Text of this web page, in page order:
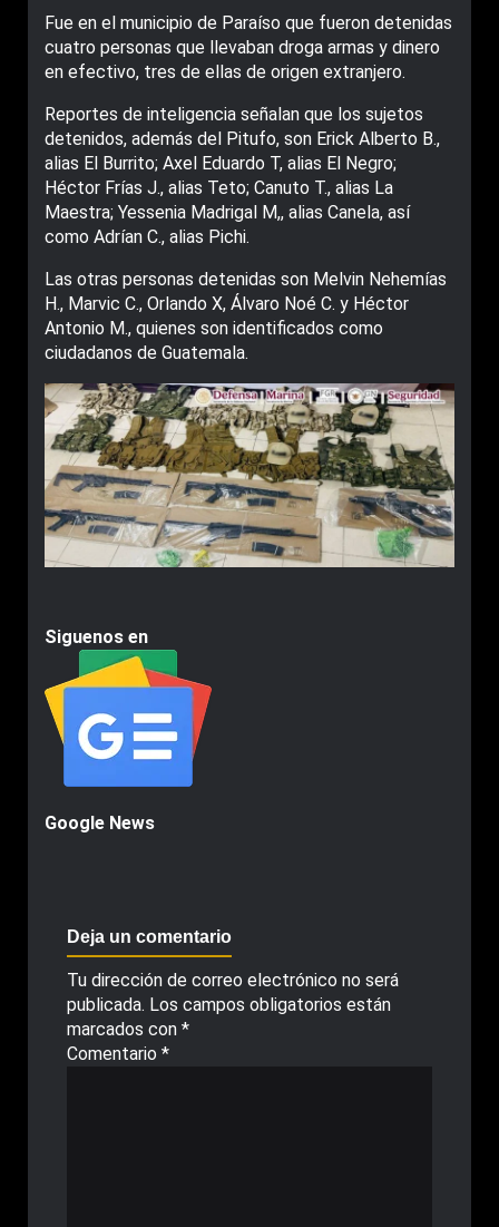
Fue en el municipio de Paraíso que fueron detenidas
cuatro personas que llevaban droga armas y dinero
en efectivo, tres de ellas de origen extranjero.
Reportes de inteligencia señalan que los sujetos
detenidos, además del Pitufo, son Erick Alberto B.,
alias El Burrito; Axel Eduardo T, alias El Negro;
Héctor Frías J., alias Teto; Canuto T., alias La
Maestra; Yessenia Madrigal M,, alias Canela, así
como Adrían C., alias Pichi.
Las otras personas detenidas son Melvin Nehemías
H., Marvic C., Orlando X, Álvaro Noé C. y Héctor
Antonio M., quienes son identificados como
ciudadanos de Guatemala.
Siguenos en
Google News
Deja un comentario
Tu dirección de correo electrónico no será
publicada. Los campos obligatorios están
marcados con *
Comentario *